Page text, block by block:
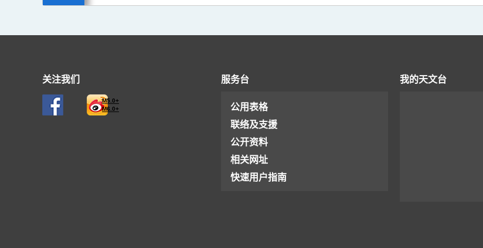
关注我们
M5.0+
M6.0+
服务台
公用表格
联络及支援
公开资料
相关网址
快速用户指南
我的天文台